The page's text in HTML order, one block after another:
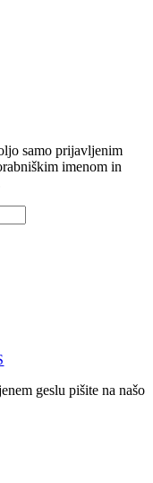
samo prijavljenim
imenom in
geslu pišite na našo